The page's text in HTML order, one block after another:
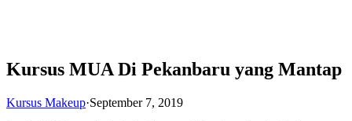
Kursus MUA Di Pekanbaru yang Mantap
Kursus Makeup·September 7, 2019